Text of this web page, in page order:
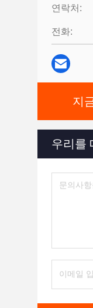
연락처:
전화:
지
우리를